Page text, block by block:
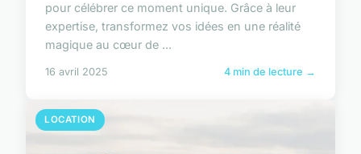
pour célébrer ce moment unique. Grâce à leur
expertise, transformez vos idées en une réalité
magique au cœur de ...
16 avril 2025 4 min de lecture →
LOCATION